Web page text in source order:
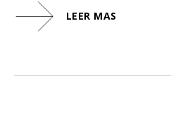
LEER MAS